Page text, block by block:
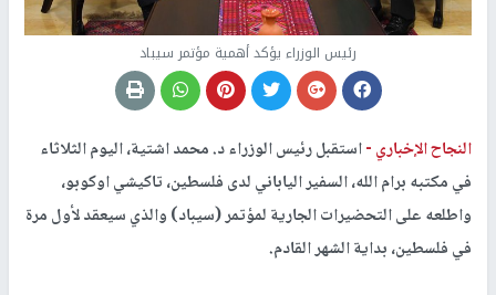
رئيس الوزراء يؤكد أهمية مؤتمر سيباد
النجاح الإخباري -استقبل رئيس الوزراء د. محمد اشتية، اليوم الثلاثاء
في مكتبه برام الله، السفير الياباني لدى فلسطين، تاكيشي اوكوبو،
واطلعه على التحضيرات الجارية لمؤتمر (سيباد) والذي سيعقد لأول مرة
في فلسطين، بداية الشهر القادم.